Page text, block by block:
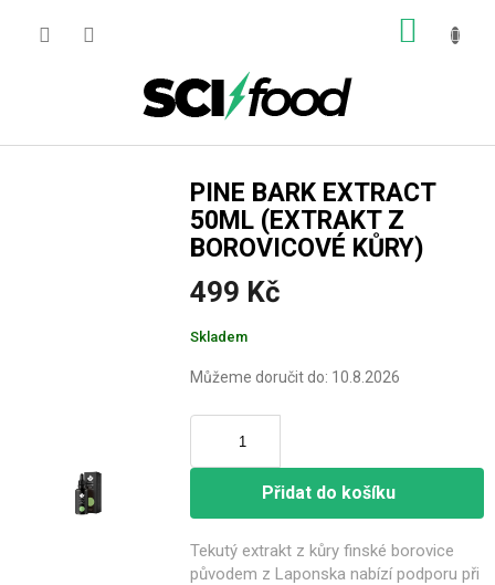
PINE BARK EXTRACT
50ML (EXTRAKT Z
BOROVICOVÉ KŮRY)
499 Kč
cena:
Skladem
Můžeme doručit do: 10.8.2026
Přidat do košíku
Tekutý extrakt z kůry finské borovice
původem z Laponska nabízí podporu při